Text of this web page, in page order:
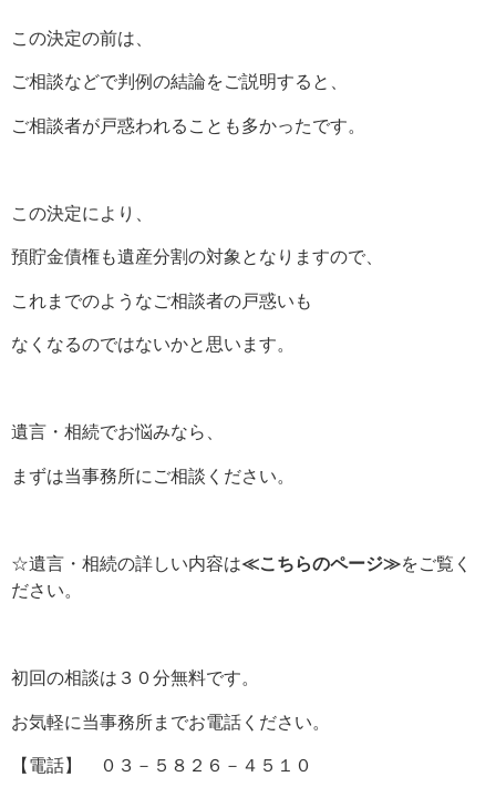
この決定の前は、
ご相談などで判例の結論をご説明すると、
ご相談者が戸惑われることも多かったです。
この決定により、
預貯金債権も遺産分割の対象となりますので、
これまでのようなご相談者の戸惑いも
なくなるのではないかと思います。
遺言・相続でお悩みなら、
まずは当事務所にご相談ください。
☆遺言・相続の詳しい内容は≪こちらのページ≫をご覧く
ださい。
初回の相談は３０分無料です。
お気軽に当事務所までお電話ください。
【電話】 ０３－５８２６－４５１０